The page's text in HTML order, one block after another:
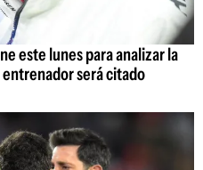
este lunes para analizar la
será citado